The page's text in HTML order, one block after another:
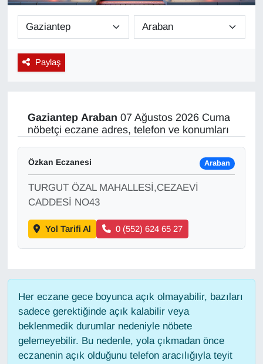
Paylaş
Gaziantep Araban 07 Ağustos 2026 Cuma
nöbetçi eczane adres, telefon ve konumları
Özkan Eczanesi Araban
TURGUT ÖZAL MAHALLESİ,CEZAEVİ
CADDESİ NO43
Yol Tarifi Al 0 (552) 624 65 27
Her eczane gece boyunca açık olmayabilir, bazıları
sadece gerektiğinde açık kalabilir veya
beklenmedik durumlar nedeniyle nöbete
gelemeyebilir. Bu nedenle, yola çıkmadan önce
eczanenin açık olduğunu telefon aracılığıyla teyit
Diğer
DÜNYA
EKONOMİ
Eleman
En çok konuşulanlar
GENEL
Haber
HABERDE İNSAN